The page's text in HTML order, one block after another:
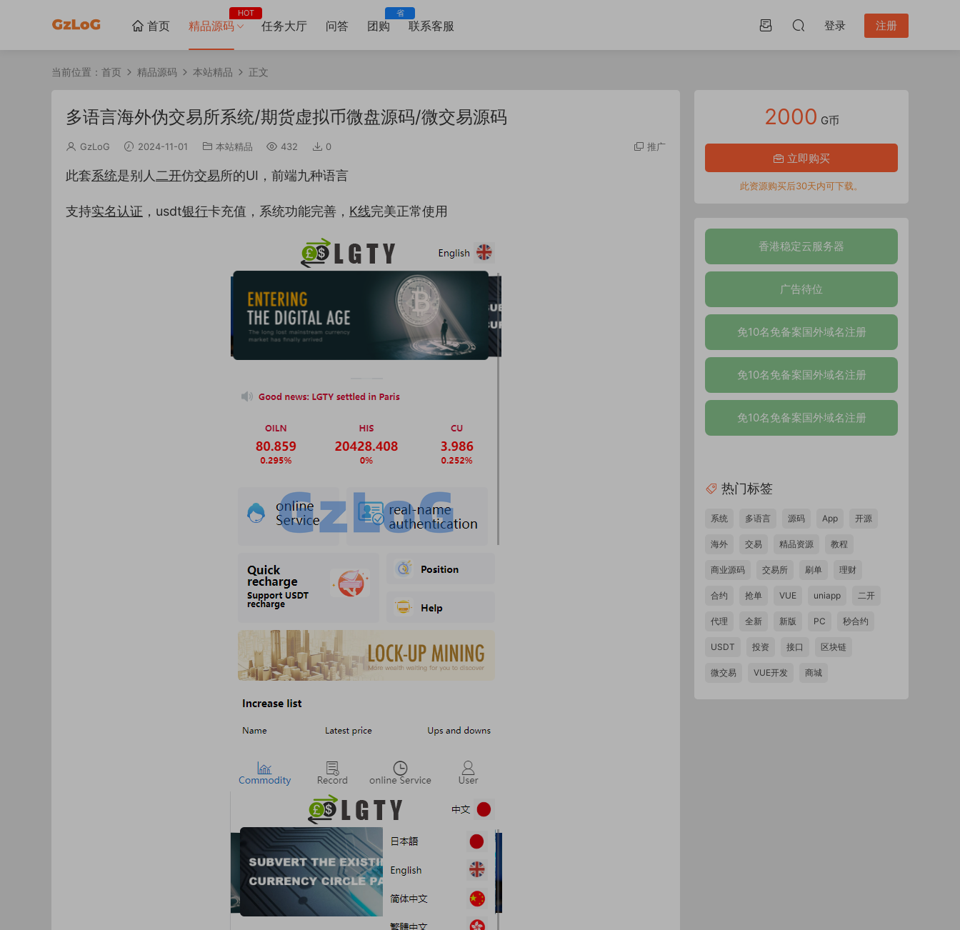
首页 精品源码
HOT
任务大厅 问答 团购
省
联系客服 登录 注册
当前位置： 首页 精品源码 本站精品 正文
多语言海外伪交易所系统/期货虚拟币微盘源码/微交易源码
GzLoG 2024-11-01 本站精品 432 0 推广
此套系统是别人 二开仿交易所的UI，前端九种语言
支持实名认证 ，usdt银行卡充值，系统功能完善， K线完美正常使用
2000 G币
立即购买
此资源购买后30天内可下载。
香港稳定云服务器
广告待位
免10名免备案国外域名注册
免10名免备案国外域名注册
免10名免备案国外域名注册
热门标签
系统 多语言 源码 App 开源
海外 交易 精品资源 教程
商业源码 交易所 刷单 理财
合约 抢单 VUE uniapp 二开
代理 全新 新版 PC 秒合约
USDT 投资 接口 区块链
微交易 VUE开发 商城